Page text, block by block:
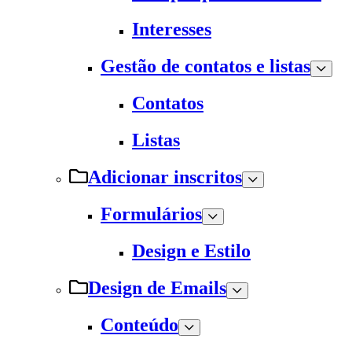
Interesses
Gestão de contatos e listas
Contatos
Listas
Adicionar inscritos
Formulários
Design e Estilo
Design de Emails
Conteúdo